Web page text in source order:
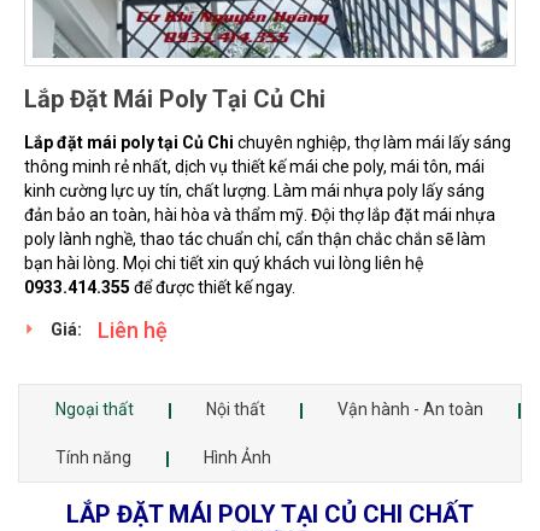
Lắp Đặt Mái Poly Tại Củ Chi
Lắp đặt mái poly tại Củ Chi chuyên nghiệp, thợ làm mái lấy sáng
thông minh rẻ nhất, dịch vụ thiết kế mái che poly, mái tôn, mái
kinh cường lực uy tín, chất lượng. Làm mái nhựa poly lấy sáng
đản bảo an toàn, hài hòa và thẩm mỹ. Đội thợ lắp đặt mái nhựa
poly lành nghề, thao tác chuẩn chỉ, cẩn thận chắc chắn sẽ làm
bạn hài lòng. Mọi chi tiết xin quý khách vui lòng liên hệ
0933.414.355 để được thiết kế ngay.
Giá: Liên hệ
Ngoại thất Nội thất Vận hành - An toàn
Tính năng Hình Ảnh
LẮP ĐẶT MÁI POLY TẠI CỦ CHI CHẤT